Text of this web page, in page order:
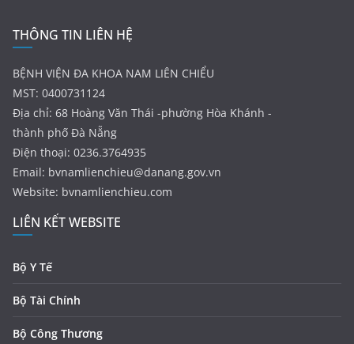
THÔNG TIN LIÊN HỆ
BỆNH VIỆN ĐA KHOA NAM LIÊN CHIỂU
MST: 0400731124
Địa chỉ: 68 Hoàng Văn Thái -phường Hòa Khánh -
thành phố Đà Nẵng
Điện thoại: 0236.3764935
Email: bvnamlienchieu@danang.gov.vn
Website: bvnamlienchieu.com
LIÊN KẾT WEBSITE
Bộ Y Tế
Bộ Tài Chính
Bộ Công Thương